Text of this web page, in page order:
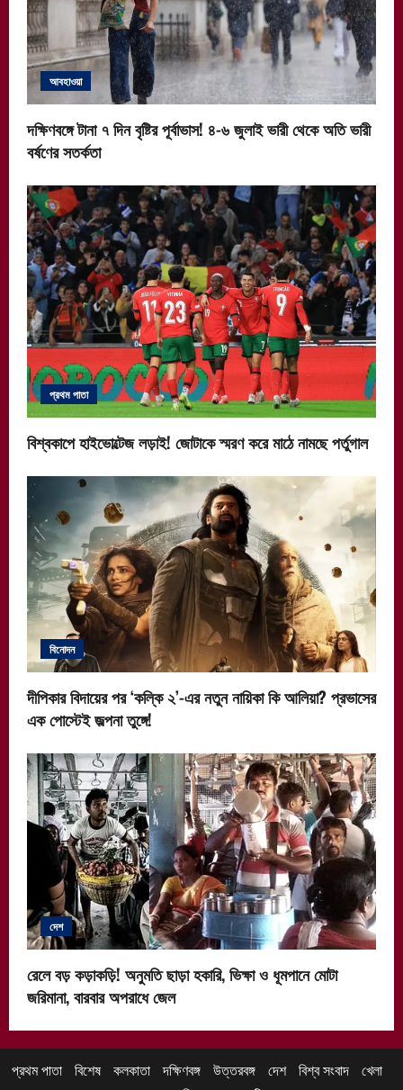
আবহাওয়া
দক্ষিণবঙ্গে টানা ৭ দিন বৃষ্টির পূর্বাভাস! ৪-৬ জুলাই ভারী থেকে অতি ভারী
বর্ষণের সতর্কতা
প্রথম পাতা
বিশ্বকাপে হাইভোল্টেজ লড়াই! জোটাকে স্মরণ করে মাঠে নামছে পর্তুগাল
বিনোদন
দীপিকার বিদায়ের পর ‘কল্কি ২’-এর নতুন নায়িকা কি আলিয়া? প্রভাসের
এক পোস্টেই জল্পনা তুঙ্গে!
দেশ
রেলে বড় কড়াকড়ি! অনুমতি ছাড়া হকারি, ভিক্ষা ও ধূমপানে মোটা
জরিমানা, বারবার অপরাধে জেল
প্রথম পাতা বিশেষ কলকাতা দক্ষিণবঙ্গ উত্তরবঙ্গ দেশ বিশ্ব সংবাদ খেলা